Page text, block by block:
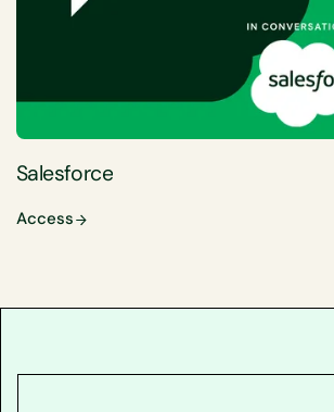
Salesforce
Access